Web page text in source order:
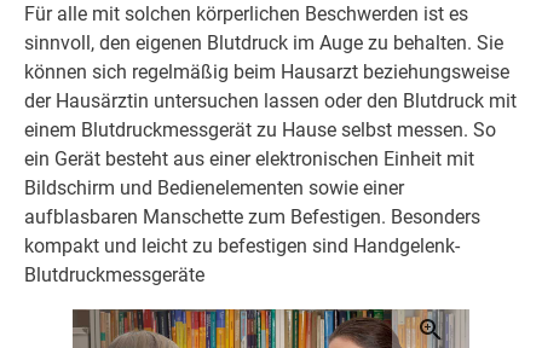
Für alle mit solchen körperlichen Beschwerden ist es
sinnvoll, den eigenen Blutdruck im Auge zu behalten. Sie
können sich regelmäßig beim Hausarzt beziehungsweise
der Hausärztin untersuchen lassen oder den Blutdruck mit
einem Blutdruckmessgerät zu Hause selbst messen. So
ein Gerät besteht aus einer elektronischen Einheit mit
Bildschirm und Bedienelementen sowie einer
aufblasbaren Manschette zum Befestigen. Besonders
kompakt und leicht zu befestigen sind Handgelenk-
Blutdruckmessgeräte